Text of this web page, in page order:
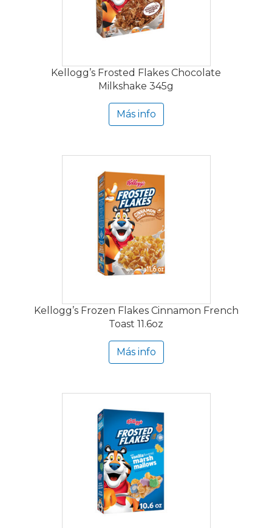
Kellogg’s Frosted Flakes Chocolate
Milkshake 345g
Más info
Kellogg’s Frozen Flakes Cinnamon French
Toast 11.6oz
Más info